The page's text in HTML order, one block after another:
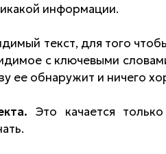
информации.
текст, для того
с ключевыми
ее обнаружит и ничего
Это качается